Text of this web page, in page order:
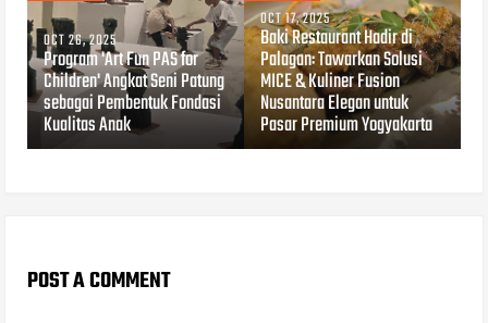
OCT 26, 2025
Program 'Art Fun PAS for
Children' Angkat Seni Patung
sebagai Pembentuk Fondasi
Kualitas Anak
OCT 17, 2025
Baki Restaurant Hadir di
Palagan: Tawarkan Solusi
MICE & Kuliner Fusion
Nusantara Elegan untuk
Pasar Premium Yogyakarta
POST A COMMENT